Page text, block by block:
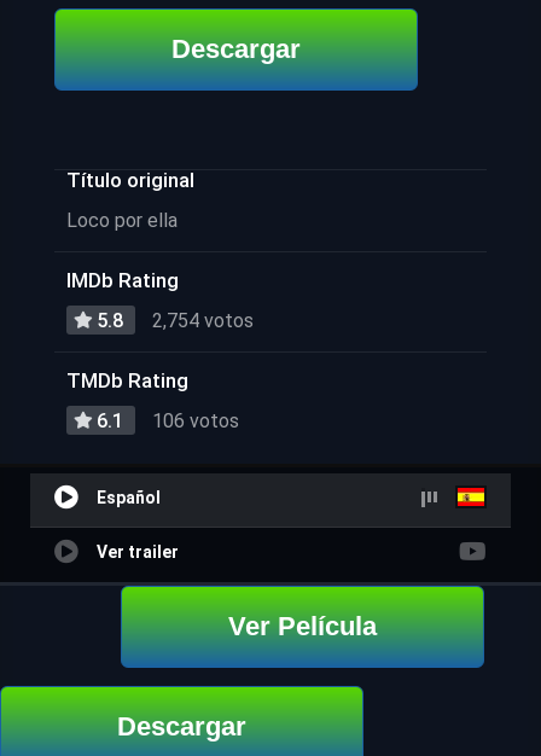
Descargar
Título original
Loco por ella
IMDb Rating
5.8 2,754 votos
TMDb Rating
6.1 106 votos
Español
Ver trailer
Ver Película
Descargar